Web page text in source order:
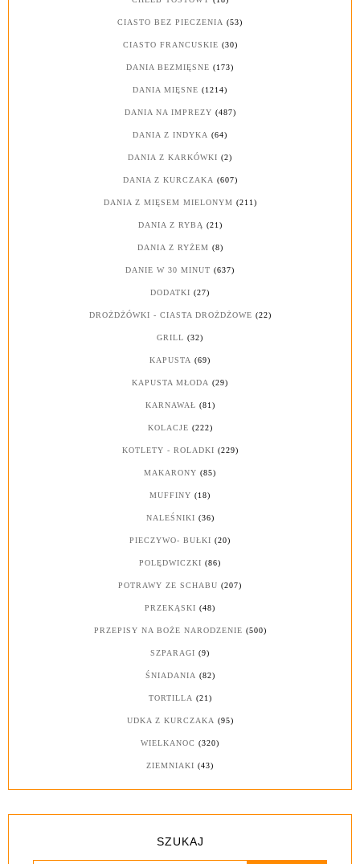
CIASTO BEZ PIECZENIA (53)
CIASTO FRANCUSKIE (30)
DANIA BEZMIĘSNE (173)
DANIA MIĘSNE (1214)
DANIA NA IMPREZY (487)
DANIA Z INDYKA (64)
DANIA Z KARKÓWKI (2)
DANIA Z KURCZAKA (607)
DANIA Z MIĘSEM MIELONYM (211)
DANIA Z RYBĄ (21)
DANIA Z RYŻEM (8)
DANIE W 30 MINUT (637)
DODATKI (27)
DROŻDŻÓWKI - CIASTA DROŻDŻOWE (22)
GRILL (32)
KAPUSTA (69)
KAPUSTA MŁODA (29)
KARNAWAŁ (81)
KOLACJE (222)
KOTLETY - ROLADKI (229)
MAKARONY (85)
MUFFINY (18)
NALEŚNIKI (36)
PIECZYWO- BUŁKI (20)
POLĘDWICZKI (86)
POTRAWY ZE SCHABU (207)
PRZEKĄSKI (48)
PRZEPISY NA BOŻE NARODZENIE (500)
SZPARAGI (9)
ŚNIADANIA (82)
TORTILLA (21)
UDKA Z KURCZAKA (95)
WIELKANOC (320)
ZIEMNIAKI (43)
SZUKAJ